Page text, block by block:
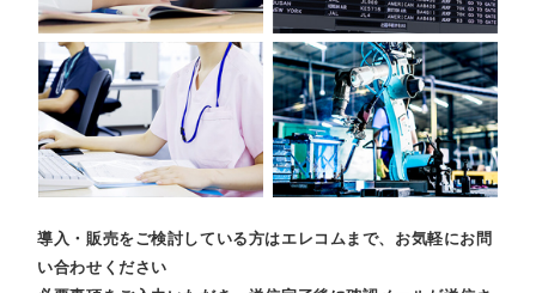
導入・販売をご検討している方はエレコムまで、お気軽にお問
い合わせください